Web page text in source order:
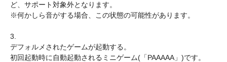
ど、サポート対象外となります。
※何かしら音がする場合、この状態の可能性があります。
3.
デフォルメされたゲームが起動する。
初回起動時に自動起動されるミニゲーム(「PAAAAA」)です。